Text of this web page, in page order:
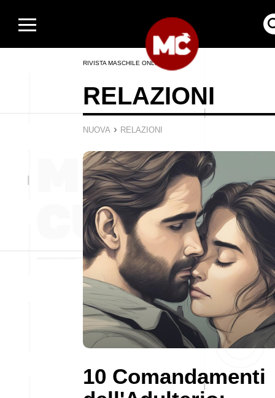
RIVISTA MASCHILE ONLINE
RELAZIONI
NUOVA › RELAZIONI
10 Comandamenti